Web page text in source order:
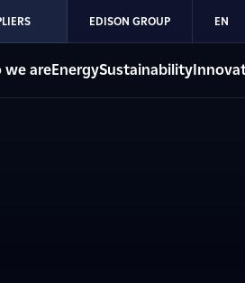
EDISON GROUP EN
we areEnergySustainability